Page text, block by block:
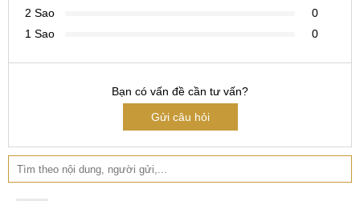
như:
màn hình hiển thị (LCD) bên trong vẫn hoạt động bình
Cảm ứng Galaxy 2018 bị đơ, loạn hoặc liệt tại một vài
điểm hoặc đôi khi mới bị đơ.
Giải pháp lúc này, chỉ cần khắc phục bằng biện pháp tốn ít
chi phí hơn đó làthay mặt kính cảm ứng Samsung A5
2 Sao
0
1 Sao
0
Bạn có vấn đề cần tư vấn?
Gửi câu hỏi